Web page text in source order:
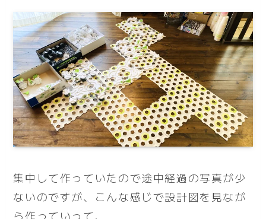
集中して作っていたので途中経過の写真が少
ないのですが、こんな感じで設計図を見なが
ら作っていって、